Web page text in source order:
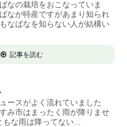
なの栽培をおこなっていま
なが特産ですがあまり知られ
なばなを知らない人が結構い
記事を読む
ースがよく流れていました
み市はまったく雨が降りませ
もな雨は降ってない...